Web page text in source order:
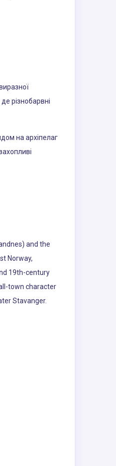
різнобарвні
на архіпелаг
and the
Norway,
19th-century
town character
Stavanger.